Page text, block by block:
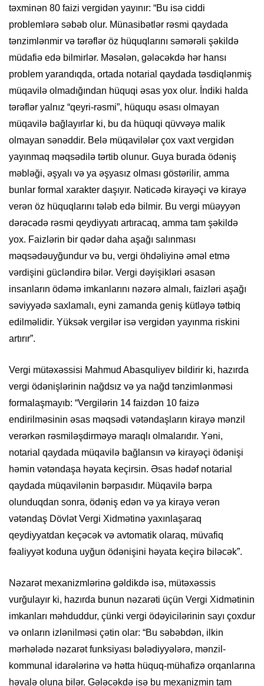
təxminən 80 faizi vergidən yayınır: “Bu isə ciddi
problemlərə səbəb olur. Münasibətlər rəsmi qaydada
tənzimlənmir və tərəflər öz hüquqlarını səmərəli şəkildə
müdafiə edə bilmirlər. Məsələn, gələcəkdə hər hansı
problem yarandıqda, ortada notarial qaydada təsdiqlənmiş
müqavilə olmadığından hüquqi əsas yox olur. İndiki halda
tərəflər yalnız “qeyri-rəsmi”, hüququ əsası olmayan
müqavilə bağlayırlar ki, bu da hüquqi qüvvəyə malik
olmayan sənəddir. Belə müqavilələr çox vaxt vergidən
yayınmaq məqsədilə tərtib olunur. Guya burada ödəniş
məbləği, əşyalı və ya əşyasız olması göstərilir, amma
bunlar formal xarakter daşıyır. Nəticədə kirayəçi və kirayə
verən öz hüquqlarını tələb edə bilmir. Bu vergi müəyyən
dərəcədə rəsmi qeydiyyatı artıracaq, amma tam şəkildə
yox. Faizlərin bir qədər daha aşağı salınması
məqsədəuyğundur və bu, vergi öhdəliyinə əməl etmə
vərdişini gücləndirə bilər. Vergi dəyişikləri əsasən
insanların ödəmə imkanlarını nəzərə almalı, faizləri aşağı
səviyyədə saxlamalı, eyni zamanda geniş kütləyə tətbiq
edilməlidir. Yüksək vergilər isə vergidən yayınma riskini
artırır”.
Vergi mütəxəssisi Mahmud Abasquliyev bildirir ki, hazırda
vergi ödənişlərinin nağdsız və ya nağd tənzimlənməsi
formalaşmayıb: “Vergilərin 14 faizdən 10 faizə
endirilməsinin əsas məqsədi vətəndaşların kirayə mənzil
verərkən rəsmiləşdirməyə maraqlı olmalarıdır. Yəni,
notarial qaydada müqavilə bağlansın və kirayəçi ödənişi
həmin vətəndaşa həyata keçirsin. Əsas hədəf notarial
qaydada müqavilənin bərpasıdır. Müqavilə bərpa
olunduqdan sonra, ödəniş edən və ya kirayə verən
vətəndaş Dövlət Vergi Xidmətinə yaxınlaşaraq
qeydiyyatdan keçəcək və avtomatik olaraq, müvafiq
fəaliyyət koduna uyğun ödənişini həyata keçirə biləcək”.
Nəzarət mexanizmlərinə gəldikdə isə, mütəxəssis
vurğulayır ki, hazırda bunun nəzarəti üçün Vergi Xidmətinin
imkanları məhduddur, çünki vergi ödəyicilərinin sayı çoxdur
və onların izlənilməsi çətin olar: “Bu səbəbdən, ilkin
mərhələdə nəzarət funksiyası bələdiyyələrə, mənzil-
kommunal idarələrinə və hətta hüquq-mühafizə orqanlarına
həvalə oluna bilər. Gələcəkdə isə bu mexanizmin tam